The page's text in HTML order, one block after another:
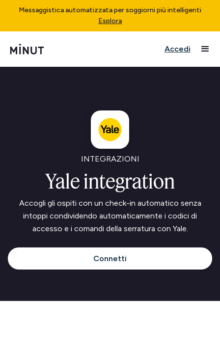
Messaggistica automatizzata per soggiorni più intelligenti
Esplora
Accedi
INTEGRAZIONI
Yale integration
Accogli gli ospiti con un check-in automatico senza
intoppi condividendo automaticamente i codici di
accesso e i comandi della serratura con Yale.
Connetti